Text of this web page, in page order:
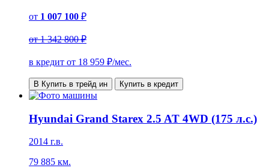
от 1 007 100 ₽
от1 342 800 ₽
в кредит от 18 959 ₽/мес.
В Купить в трейд ин Купить в кредит
Hyundai Grand Starex 2.5 AT 4WD (175 л.с.)
2014 г.в.
79 885 км.